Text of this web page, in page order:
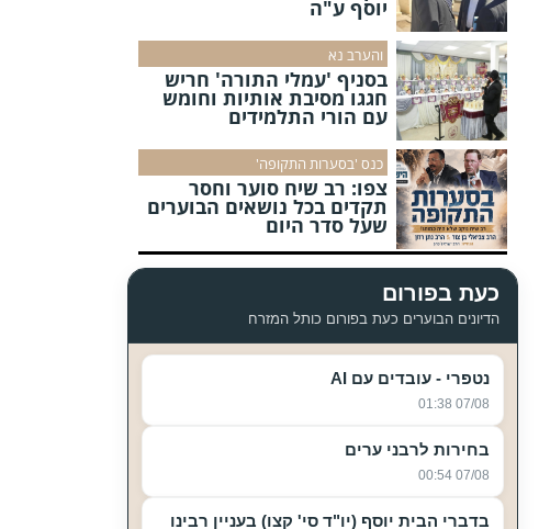
יוסף ע"ה
והערב נא
בסניף 'עמלי התורה' חריש
חגגו מסיבת אותיות וחומש
עם הורי התלמידים
כנס 'בסערות התקופה'
צפו: רב שיח סוער וחסר
תקדים בכל נושאים הבוערים
שעל סדר היום
כעת בפורום
הדיונים הבוערים כעת בפורום כותל המזרח
נטפרי - עובדים עם AI
07/08 01:38
בחירות לרבני ערים
07/08 00:54
בדברי הבית יוסף (יו"ד סי' קצו) בעניין רבינו